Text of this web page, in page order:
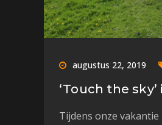
augustus 22, 2019
‘Touch the
Tijdens onze